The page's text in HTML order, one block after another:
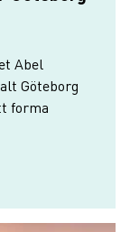
Abel
Göteborg
forma